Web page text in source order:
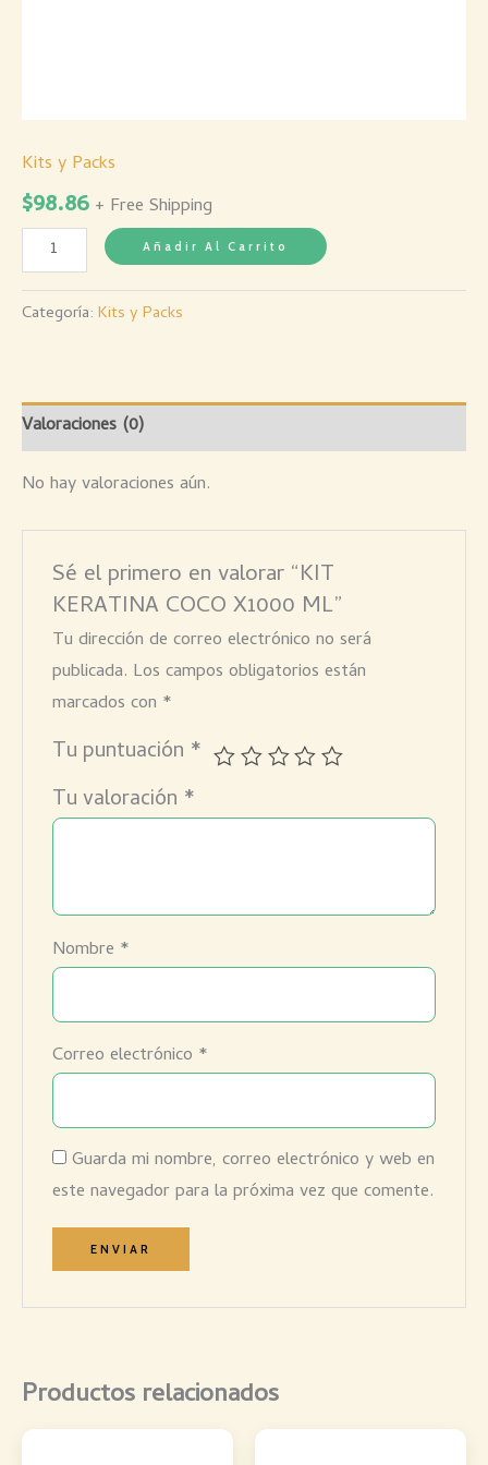
Kits y Packs
$98.86 + Free Shipping
Añadir Al Carrito
Categoría: Kits y Packs
Valoraciones (0)
No hay valoraciones aún.
Sé el primero en valorar “KIT
KERATINA COCO X1000 ML”
Tu dirección de correo electrónico no será
publicada. Los campos obligatorios están
marcados con *
Tu puntuación *
Tu valoración *
Nombre *
Correo electrónico *
Guarda mi nombre, correo electrónico y web en
este navegador para la próxima vez que comente.
Productos relacionados